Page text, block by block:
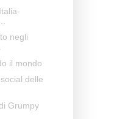
negli
il mondo
delle
Grumpy